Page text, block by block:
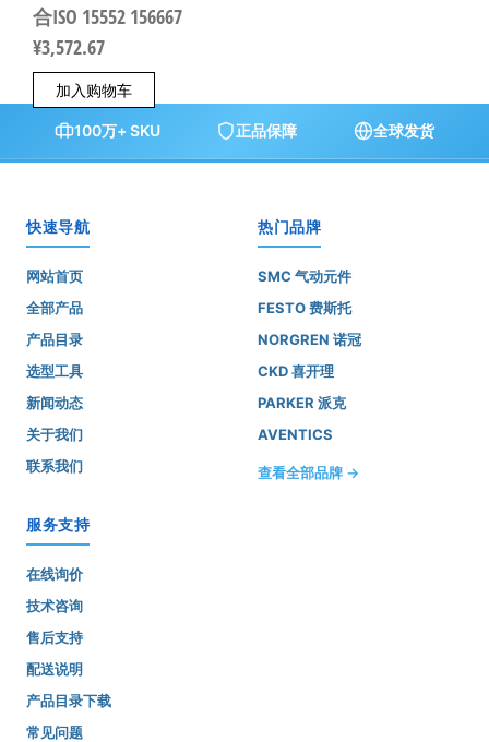
合ISO 15552 156667
¥3,572.67
加入购物车
100万+ SKU 正品保障 全球发货
快速导航
网站首页
全部产品
产品目录
选型工具
新闻动态
关于我们
联系我们
热门品牌
SMC 气动元件
FESTO 费斯托
NORGREN 诺冠
CKD 喜开理
PARKER 派克
AVENTICS
查看全部品牌 →
服务支持
在线询价
技术咨询
售后支持
配送说明
产品目录下载
常见问题